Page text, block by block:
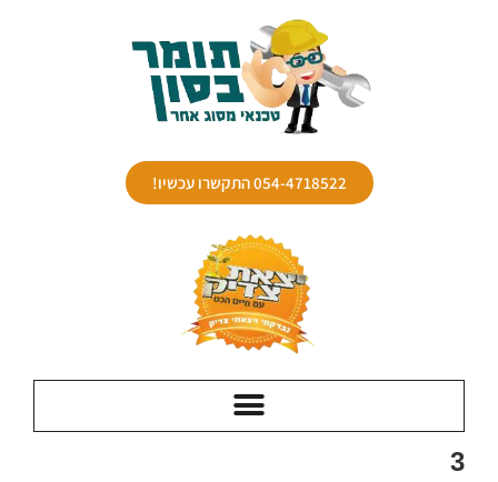
054-4718522 התקשרו עכשיו!
3